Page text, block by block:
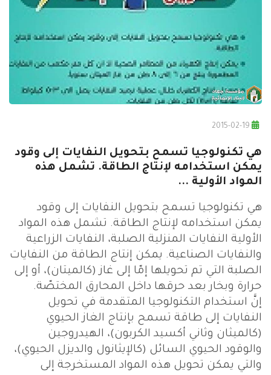
هي تكنولوجيا تسمح بتحويل النفايات إلى وقود
يمكن استخدامه لإنتاج الطاقة. تشمل هذه
المواد الأولية ...
هي تكنولوجيا تسمح بتحويل النفايات إلى وقود
يمكن استخدامه لإنتاج الطاقة. تشمل هذه المواد
الأولية النفايات المنزلية الصلبة، النفايات الزراعية
والنفايات الصناعية. يمكن إنتاج الطاقة من النفايات
الصلبة التي تم تحويلها إمّا إلى غاز (كالميتان)، أو إلى
حرارة وبخار بعد حرقها داخل المحارق المختصّة.
إنَّ استخدام التكنولوجيا المتقدمة في تحويل
النفايات إلى طاقة تسمح بإنتاج الغاز الحيوي
(كالميثان وثاني أكسيد الكربون)، الهيدروجين
والوقود الحيوي السائل (كالإيثانول والديزل الحيوي)،
والتي يمكن تحويل هذه المواد المستخرجة إلى